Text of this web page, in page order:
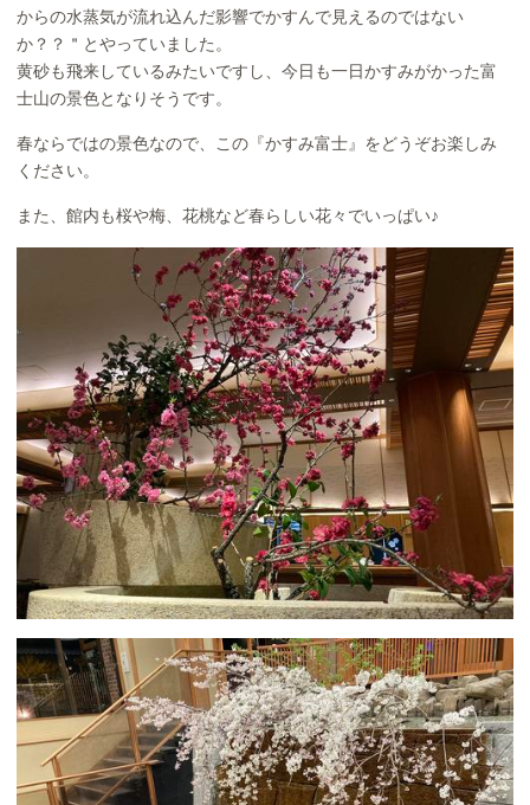
からの水蒸気が流れ込んだ影響でかすんで見えるのではない
か？？＂とやっていました。
黄砂も飛来しているみたいですし、今日も一日かすみがかった富
士山の景色となりそうです。
春ならではの景色なので、この『かすみ富士』をどうぞお楽しみ
ください。
また、館内も桜や梅、花桃など春らしい花々でいっぱい♪